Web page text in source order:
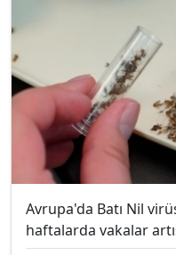
Avrupa'da Batı Nil
haftalarda vakalar